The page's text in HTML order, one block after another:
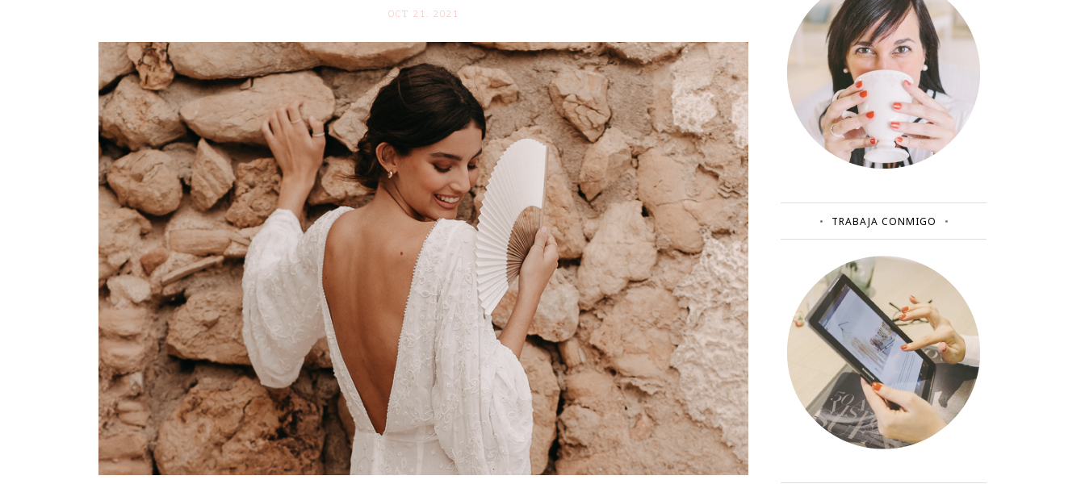
OCT 21. 2021
TRABAJA CONMIGO